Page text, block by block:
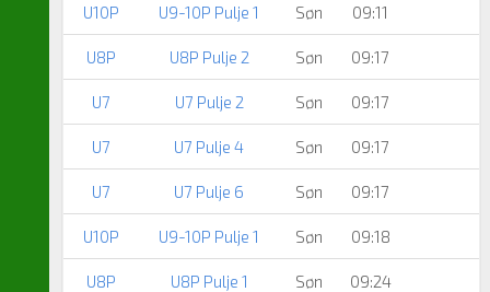
U10P U9-10P Pulje 1 Søn 09:11
U8P U8P Pulje 2 Søn 09:17
U7 U7 Pulje 2 Søn 09:17
U7 U7 Pulje 4 Søn 09:17
U7 U7 Pulje 6 Søn 09:17
U10P U9-10P Pulje 1 Søn 09:18
U8P U8P Pulje 1 Søn 09:24